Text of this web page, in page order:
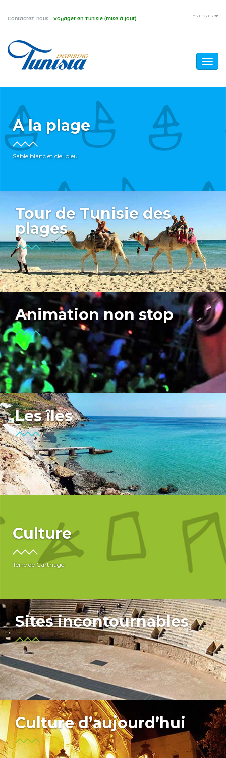
Aller
principal
Français
Contactez-nous Voyager en Tunisie (mise à jour)
A la plage
Sable blanc et ciel bleu
Tour de Tunisie des
plages
Animation non stop
Les îles
Culture
Terre de Carthage
Sites incontournables
Culture d’aujourd’hui